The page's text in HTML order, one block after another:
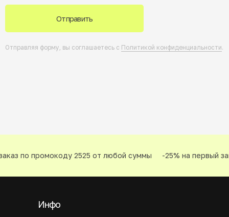
Отправить
Отправляя форму, вы соглашаетесь с Политикой конфиденциальности.
по промокоду 2525 от любой суммы -25% на первый
Инфо